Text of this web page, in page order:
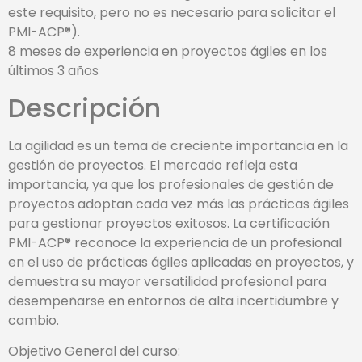
este requisito, pero no es necesario para solicitar el
PMI-ACP®).
8 meses de experiencia en proyectos ágiles en los
últimos 3 años
Descripción
La agilidad es un tema de creciente importancia en la
gestión de proyectos. El mercado refleja esta
importancia, ya que los profesionales de gestión de
proyectos adoptan cada vez más las prácticas ágiles
para gestionar proyectos exitosos. La certificación
PMI-ACP® reconoce la experiencia de un profesional
en el uso de prácticas ágiles aplicadas en proyectos, y
demuestra su mayor versatilidad profesional para
desempeñarse en entornos de alta incertidumbre y
cambio.
Objetivo General del curso: